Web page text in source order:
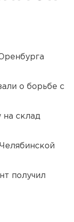
о борьбе с
на склад
получил